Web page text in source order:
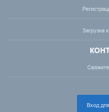
Загрузка
Вход